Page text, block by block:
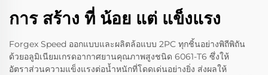
การ สร้าง ที่ น้อย แต่ แข็งแรง
Forgex Speed ออกแบบและผลิตล้อแบบ 2PC ทุกชิ้นอย่างพิถีพิถัน
ด้วยอลูมิเนียมเกรดอากาศยานคุณภาพสูงชนิด 6061-T6 ซึ่งให้
อัตราส่วนความแข็งแรงต่อน้ำหนักที่โดดเด่นอย่างยิ่ง ส่งผลให้